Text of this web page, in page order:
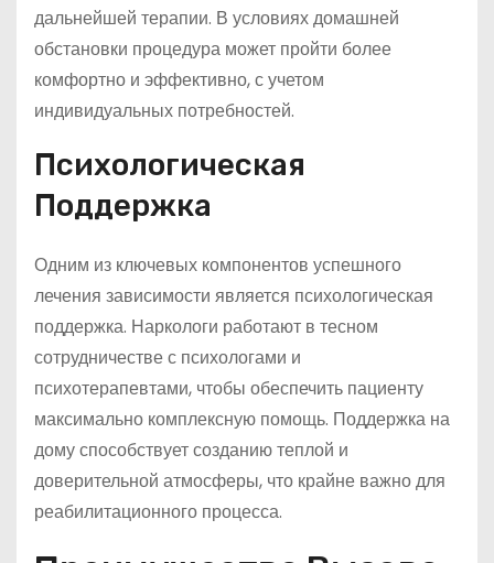
дальнейшей терапии. В условиях домашней
обстановки процедура может пройти более
комфортно и эффективно, с учетом
индивидуальных потребностей.
Психологическая
Поддержка
Одним из ключевых компонентов успешного
лечения зависимости является психологическая
поддержка. Наркологи работают в тесном
сотрудничестве с психологами и
психотерапевтами, чтобы обеспечить пациенту
максимально комплексную помощь. Поддержка на
дому способствует созданию теплой и
доверительной атмосферы, что крайне важно для
реабилитационного процесса.